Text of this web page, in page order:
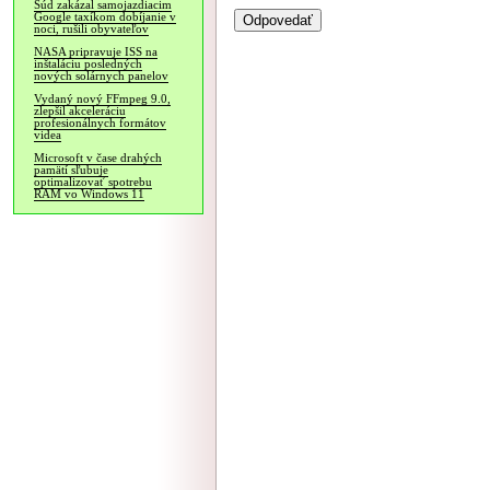
Súd zakázal samojazdiacim
Google taxíkom dobíjanie v
noci, rušili obyvateľov
NASA pripravuje ISS na
inštaláciu posledných
nových solárnych panelov
Vydaný nový FFmpeg 9.0,
zlepšil akceleráciu
profesionálnych formátov
videa
Microsoft v čase drahých
pamätí sľubuje
optimalizovať spotrebu
RAM vo Windows 11